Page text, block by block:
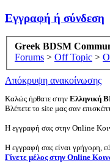
Εγγραφή ή σύνδεση
Greek BDSM
Forums > Off Topic >
Απόκρυψη ανακοίνωσης
Καλώς ήρθατε στην Ελληνική
Βλέπετε το site μας σαν
Η εγγραφή σας στην Online
Η εγγραφή σας είναι γρήγορη,
Γίνετε μέλος στην Online